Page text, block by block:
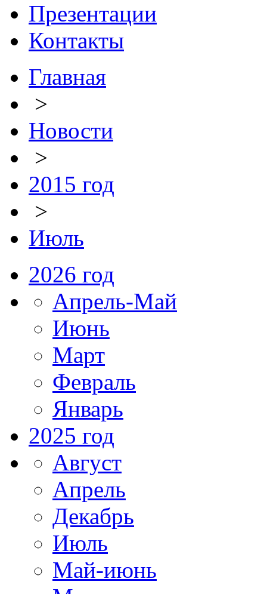
Презентации
Контакты
Главная
>
Новости
>
2015 год
>
Июль
2026 год
Апрель-Май
Июнь
Март
Февраль
Январь
2025 год
Август
Апрель
Декабрь
Июль
Май-июнь